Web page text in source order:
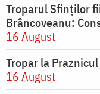
Troparul Sfinților
Brâncoveanu:
16 August
Tropar la
16 August